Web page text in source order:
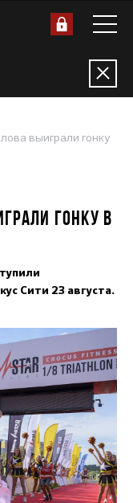
выиграли гонку
ГОНКУ В
Сити 23 августа.